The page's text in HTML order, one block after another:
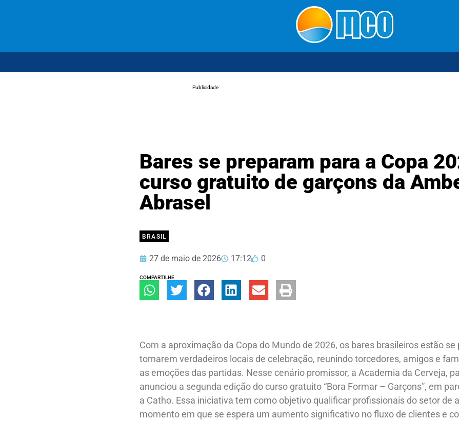
Publicidade
Bares se preparam para a Copa
curso gratuito de garçons da
Abrasel
BRASIL
27 de maio de 2026 17:12 0
COMPARTILHE
Com a aproximação da Copa do Mundo de 2026, os bares brasileiros estão se
tornarem verdadeiros locais de celebração, reunindo torcedores, amigos e
as emoções das partidas. Nesse cenário promissor, a Academia da Cerveja,
anunciou a segunda edição do curso gratuito “Bora Formar – Garçons”, em
a Catho. Essa iniciativa tem como objetivo qualificar profissionais do setor de
momento em que se espera um aumento significativo no fluxo de clientes e